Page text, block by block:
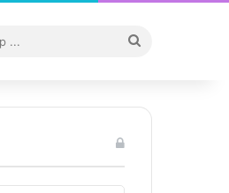
...